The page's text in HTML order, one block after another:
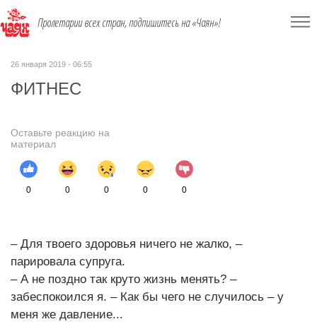
Пролетарии всех стран, подпишитесь на «Чаян»!
26 января 2019 - 06:55
ФИТНЕС
Оставьте реакцию на
материал
0 0 0 0 0
– Для твоего здоровья ничего не жалко, –
парировала супруга.
– А не поздно так круто жизнь менять? –
забеспокоился я. – Как бы чего не случилось – у
меня же давление...